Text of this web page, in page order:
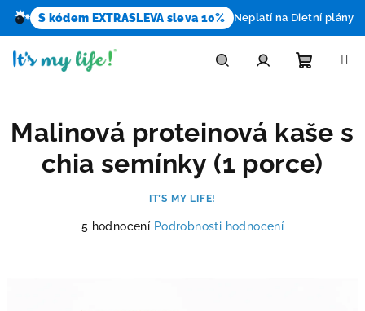
S kódem EXTRASLEVA sleva 10% Neplatí na Dietní plány
košík
Malinová proteinová kaše s
chia semínky (1 porce)
IT’S MY LIFE!
5 hodnocení Podrobnosti hodnocení